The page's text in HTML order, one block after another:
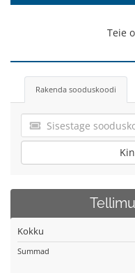
Teie
Rakenda sooduskoodi
Kokku
Summad